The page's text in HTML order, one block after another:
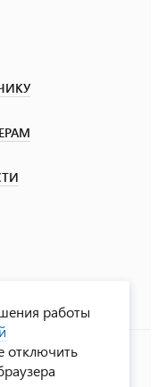
работы
отключить